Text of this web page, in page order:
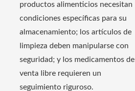
productos alimenticios necesitan
condiciones específicas para su
almacenamiento; los artículos de
limpieza deben manipularse con
seguridad; y los medicamentos de
venta libre requieren un
seguimiento riguroso.